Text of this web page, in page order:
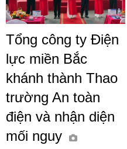
Tổng công ty Điện
lực miền Bắc
khánh thành Thao
trường An toàn
điện và nhận diện
mối nguy